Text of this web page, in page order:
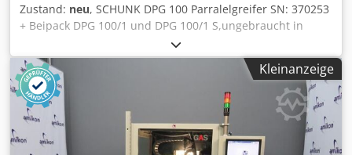
Zustand: neu, SCHUNK DPG 100 Parralelgreifer SN: 370253
+ Beipack DPG 100/1 und DPG 100/1 S,ungebraucht in
geöffneter Originalverpackung, 100% funktionsfähig,
Lieferumfang gem. Fotos Dkodpfezd I Eyjx Agfsr
Kleinanzeige